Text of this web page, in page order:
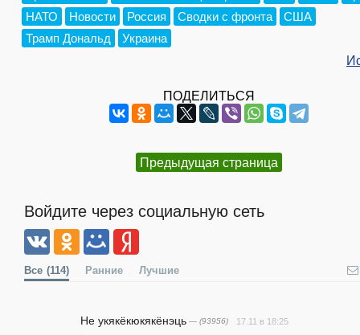
НАТО
Новости Россия Сводки с фронта
США
Трамп Дональд
Украина
ПОДЕЛИТЬСЯ
Предыдущая страница
Войдите через социальную сеть
Все (114) Ранние Лучшие
Не укякёкюкякёнэць — (93956) 17.11 в 18:25